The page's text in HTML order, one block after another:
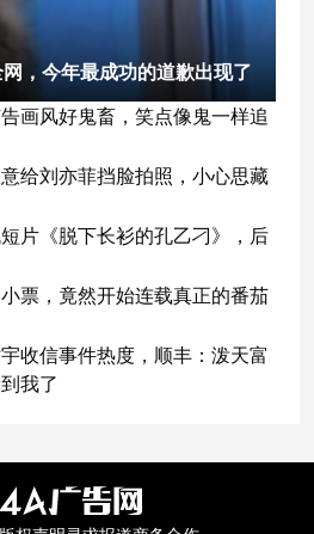
，今年最成功的道歉出现了
画风好鬼畜，笑点像鬼一样追
给刘亦菲挡脸拍照，小心思藏
片《脱下长衫的孔乙刁》，后
票，竟然开始连载真正的番茄
收信事件热度，顺丰：泼天富
我了